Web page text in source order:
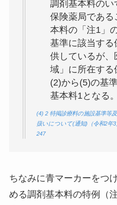
調剤基本料のい
保険薬局である
本料の「注1」
基準に該当する
供しているが、
域」に所在する
(2)から(5)の基
基本料1となる。
(4) 2 特掲診療料の施設基準等
扱いについて(通知)（令和2年
247
ちなみに青マーカーをつ
める調剤基本料の特例（